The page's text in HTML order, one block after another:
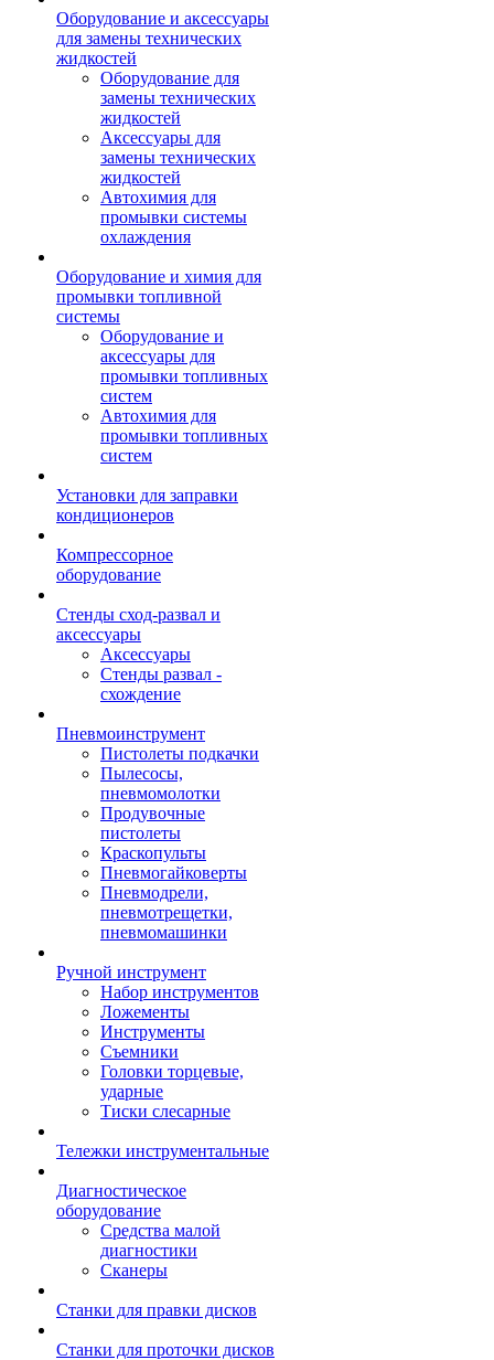
Оборудование и аксессуары
для замены технических
жидкостей
Оборудование для
замены технических
жидкостей
Аксессуары для
замены технических
жидкостей
Автохимия для
промывки системы
охлаждения
Оборудование и химия для
промывки топливной
системы
Оборудование и
аксессуары для
промывки топливных
систем
Автохимия для
промывки топливных
систем
Установки для заправки
кондиционеров
Компрессорное
оборудование
Стенды сход-развал и
аксессуары
Аксессуары
Стенды развал -
схождение
Пневмоинструмент
Пистолеты подкачки
Пылесосы,
пневмомолотки
Продувочные
пистолеты
Краскопульты
Пневмогайковерты
Пневмодрели,
пневмотрещетки,
пневмомашинки
Ручной инструмент
Набор инструментов
Ложементы
Инструменты
Съемники
Головки торцевые,
ударные
Тиски слесарные
Тележки инструментальные
Диагностическое
оборудование
Средства малой
диагностики
Сканеры
Станки для правки дисков
Станки для проточки дисков